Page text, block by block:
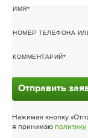
ИМЯ
НОМЕР ТЕЛЕФОНА
КОММЕНТАРИЙ
Отправить
Нажимая кнопку
я принимаю